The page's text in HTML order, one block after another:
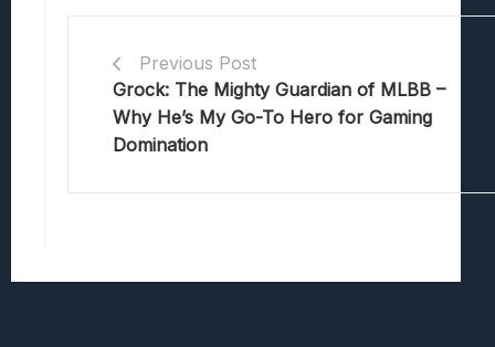
Previous Post
Grock: The Mighty Guardian of MLBB –
Why He’s My Go-To Hero for Gaming
Domination